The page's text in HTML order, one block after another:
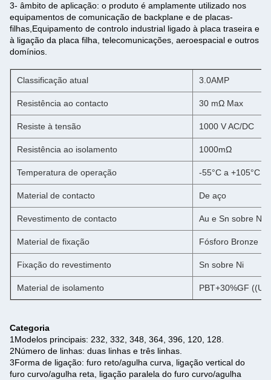
3- âmbito de aplicação: o produto é amplamente utilizado nos
equipamentos de comunicação de backplane e de placas-
filhas,Equipamento de controlo industrial ligado à placa traseira e
à ligação da placa filha, telecomunicações, aeroespacial e outros
domínios.
Classificação atual 3.0AMP
Resistência ao contacto 30 mΩ Max
Resiste à tensão 1000 V AC/DC
Resistência ao isolamento 1000mΩ
Temperatura de operação -55°C a +105°C
Material de contacto De aço
Revestimento de contacto Au e Sn sobre Ni
Material de fixação Fósforo Bronze
Fixação do revestimento Sn sobre Ni
Material de isolamento PBT+30%GF
Categoria
1Modelos principais: 232, 332, 348, 364, 396, 120, 128.
2Número de linhas: duas linhas e três linhas.
3Forma de ligação: furo reto/agulha curva, ligação vertical do
furo curvo/agulha reta, ligação paralela do furo curvo/agulha